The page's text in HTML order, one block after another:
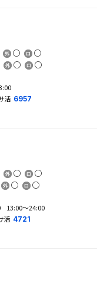
活 6957
13:00〜24:00
活 4721